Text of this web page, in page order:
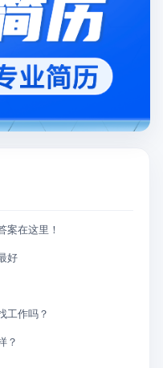
案在这里！
好
工作吗？
？